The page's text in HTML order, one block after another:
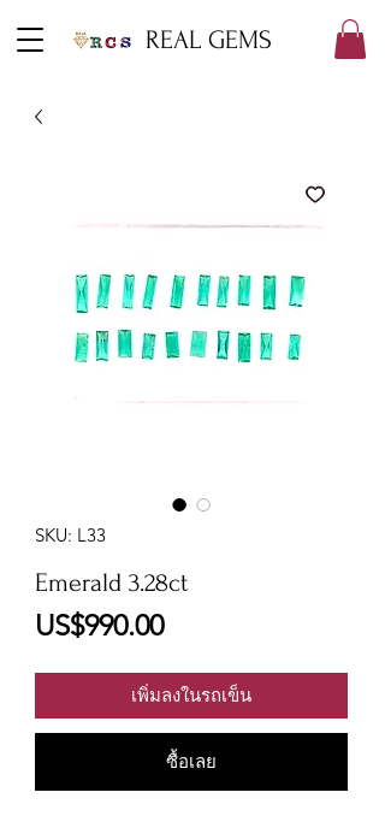
REAL GEMS
SKU: L33
Emerald 3.28ct
US$990.00ราคา
เพิ่มลงในรถเข็น
ซื้อเลย